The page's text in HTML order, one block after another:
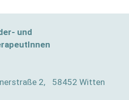
und
2, 58452 Witten